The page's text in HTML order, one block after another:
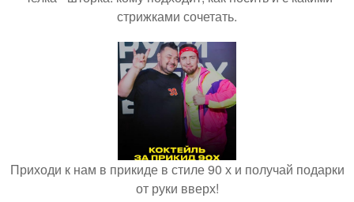
стрижками сочетать.
Приходи к нам в прикиде в стиле 90 х и получай подарки
от руки вверх!